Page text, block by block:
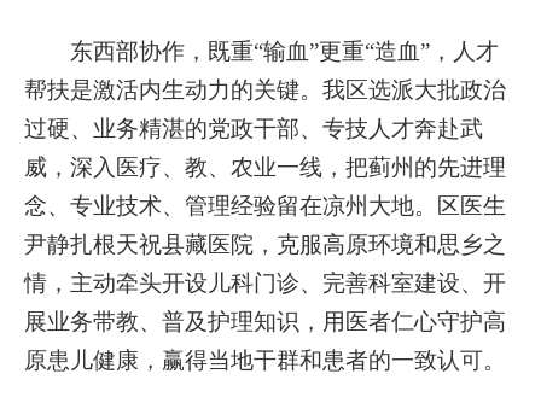
东西部协作，既重“输血”更重“造血”，人才
帮扶是激活内生动力的关键。我区选派大批政治
过硬、业务精湛的党政干部、专技人才奔赴武
威，深入医疗、教、农业一线，把蓟州的先进理
念、专业技术、管理经验留在凉州大地。区医生
尹静扎根天祝县藏医院，克服高原环境和思乡之
情，主动牵头开设儿科门诊、完善科室建设、开
展业务带教、普及护理知识，用医者仁心守护高
原患儿健康，赢得当地干群和患者的一致认可。